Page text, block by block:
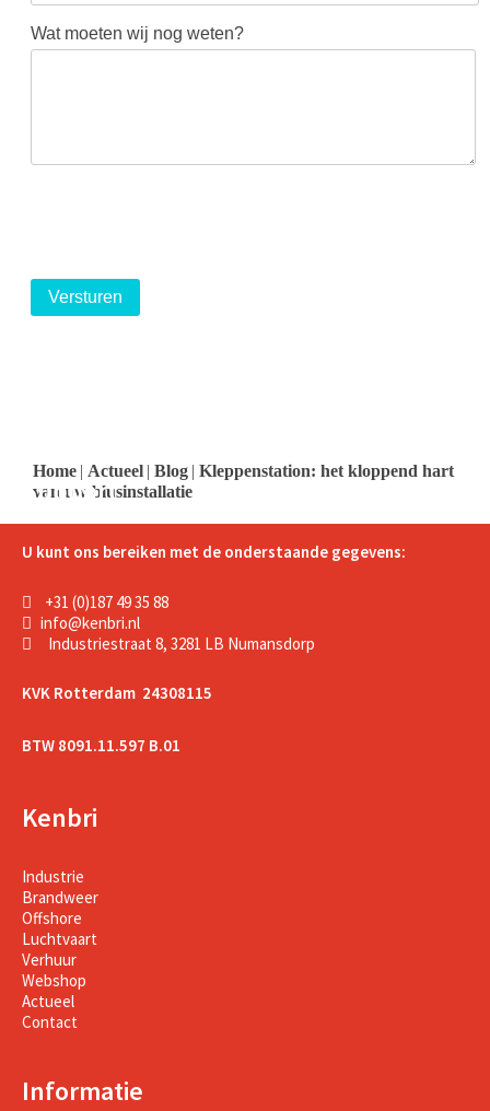
Wat moeten wij nog weten?
Home | Actueel | Blog | Kleppenstation: het kloppend hart
van uw blusinstallatie
Support
U kunt ons bereiken met de onderstaande gegevens:
+31 (0)187 49 35 88
info@kenbri.nl
Industriestraat 8, 3281 LB Numansdorp
KVK Rotterdam 24308115
BTW 8091.11.597 B.01
Kenbri
Industrie
Brandweer
Offshore
Luchtvaart
Verhuur
Webshop
Actueel
Contact
Informatie